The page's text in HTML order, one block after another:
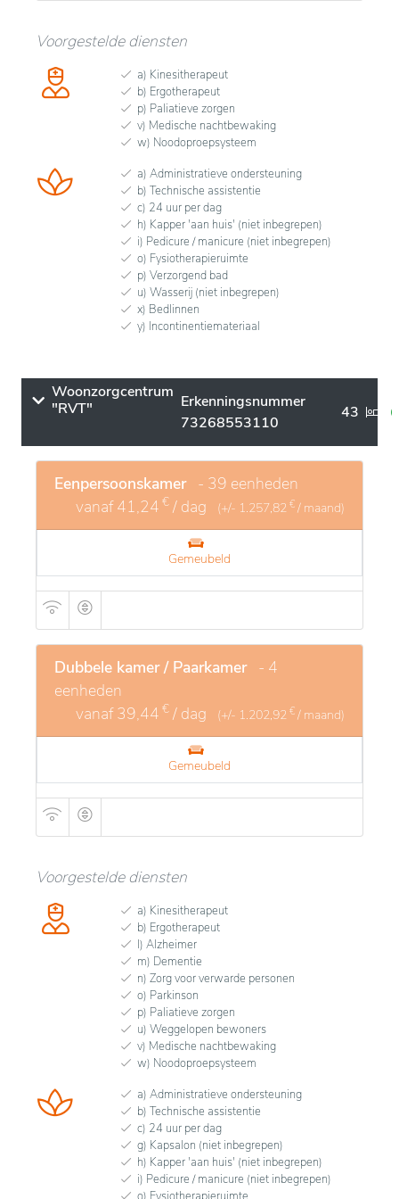
Voorgestelde diensten
a) Kinesitherapeut
b) Ergotherapeut
p) Paliatieve zorgen
v) Medische nachtbewaking
w) Noodoproepsysteem
a) Administratieve ondersteuning
b) Technische assistentie
c) 24 uur per dag
h) Kapper 'aan huis' (niet inbegrepen)
i) Pedicure / manicure (niet inbegrepen)
o) Fysiotherapieruimte
p) Verzorgend bad
u) Wasserij (niet inbegrepen)
x) Bedlinnen
y) Incontinentiemateriaal
Woonzorgcentrum
"RVT"
Erkenningsnummer
73268553110
43
Eenpersoonskamer - 39 eenheden
vanaf41,24 € / dag (+/- 1.257,82 € / maand)
Gemeubeld
Dubbele kamer / Paarkamer - 4
eenheden
vanaf39,44 € / dag (+/- 1.202,92 € / maand)
Gemeubeld
Voorgestelde diensten
a) Kinesitherapeut
b) Ergotherapeut
l) Alzheimer
m) Dementie
n) Zorg voor verwarde personen
o) Parkinson
p) Paliatieve zorgen
u) Weggelopen bewoners
v) Medische nachtbewaking
w) Noodoproepsysteem
a) Administratieve ondersteuning
b) Technische assistentie
c) 24 uur per dag
g) Kapsalon (niet inbegrepen)
h) Kapper 'aan huis' (niet inbegrepen)
i) Pedicure / manicure (niet inbegrepen)